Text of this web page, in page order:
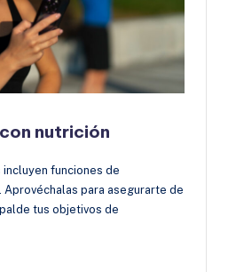
nutrición
funciones de
para asegurarte de
tus objetivos de